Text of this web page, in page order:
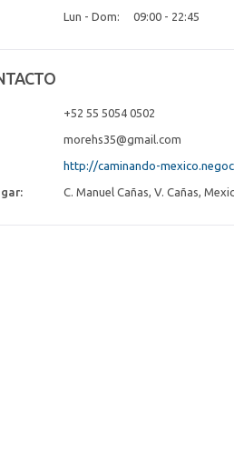
Lun - Dom: 09:00 - 22:45
+52 55 5054 0502
morehs35@gmail.com
http://caminando-
C. Manuel Cañas, V. Cañas,